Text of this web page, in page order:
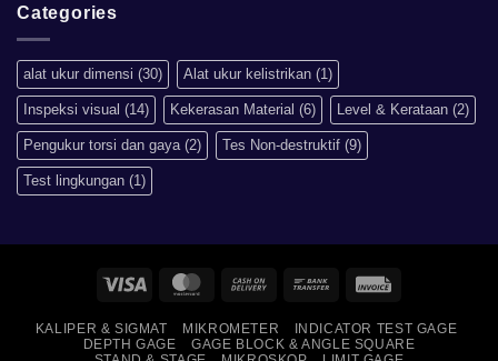
Mengapa
Sistem
Baik
Daripada
Imperial?
Categories
alat ukur dimensi (30) Alat ukur kelistrikan (1)
Inspeksi visual (14) Kekerasan Material (6) Level & Kerataan (2)
Pengukur torsi dan gaya(2) Tes Non-destruktif (9)
Test lingkungan (1)
Visa MasterCardCash
Delivery
Bank
KALIPER & SIGMAT MIKROMETER
INDICATOR TEST GAGE
DEPTH GAGE
GAGE BLOCK & ANGLE SQUARE